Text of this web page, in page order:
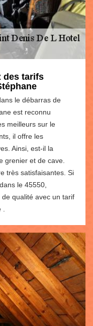
des tarifs
le débarras de
est reconnu
meilleurs sur le
il offre les
Ainsi, est-il la
grenier et de cave.
très satisfaisantes. Si
le 45550,
de qualité avec un tarif